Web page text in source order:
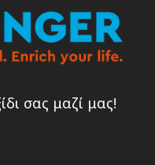
σας μαζί μας!